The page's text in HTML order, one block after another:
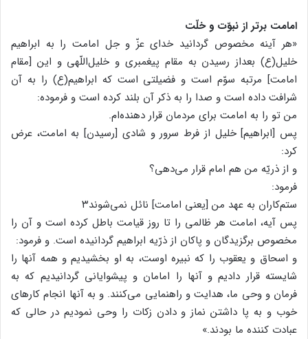
امامت برتر از نبوّت و خلّت
«هر آینه مخصوص گردانید خدای عزّ و جل امامت را به ابراهیم
خلیل(ع) بعداز رسیدن به مقام پیغمبری و خلیل‌اللّهی و این [مقام
امامت] مرتبه سوّم است و فضیلتی است که ابراهیم(ع) را به آن
شرافت داده است و صدا را به ذکر آن بلند کرده است و فرموده:
من تو را به امامت برای مردمان قرار دهنده‌ام.
پس [ابراهیم] خلیل از فرط سرور و شادی [رسیدن] به امامت، عرض
کرد:
و از ذریّه من هم امام قرار می‌دهی؟
فرمود:
ستم‌کاران به عهد من [یعنی امامت] نائل نمی‌شوند۳
پس آیه، امامت هر ظالمی را تا روز قیامت باطل کرده است و آن را
مخصوص برگزیدگان و پاکان از ذرّیه ابراهیم گردانیده است. و فرمود:
و اسحاق و یعقوب را که نبیره اوست، به او بخشیدیم و همه آنها را
شایسته قرار دادیم و آنها را امامان و پیشوایانی گردانیدیم که به
فرمان و وحی ما، هدایت و راهنمایی می‌کنند. و به آنها انجام کارهای
خوب و به پا داشتن نماز و دادن زکات را وحی نمودیم در حالی که
عبادت کننده ما بودند.»